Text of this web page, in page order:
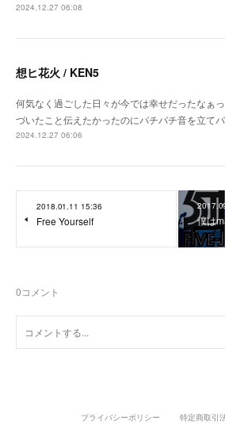
2024.12.27 06:08
想ヒ花火 / KEN5
何気なく過ごした日々が今では幸せだったなぁ
づいたこと伝えたかったのにパチパチ音を立て
2024.12.27 06:06
2018.01.11 15:36
Free Yourself 僕は
0コメント
プライバシーポリシー 特定商取引